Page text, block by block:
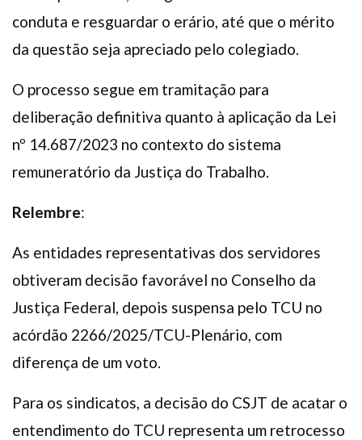
conduta e resguardar o erário, até que o mérito
da questão seja apreciado pelo colegiado.
O processo segue em tramitação para
deliberação definitiva quanto à aplicação da Lei
nº 14.687/2023 no contexto do sistema
remuneratório da Justiça do Trabalho.
Relembre:
As entidades representativas dos servidores
obtiveram decisão favorável no Conselho da
Justiça Federal, depois suspensa pelo TCU no
acórdão 2266/2025/TCU-Plenário, com
diferença de um voto.
Para os sindicatos, a decisão do CSJT de acatar o
entendimento do TCU representa um retrocesso